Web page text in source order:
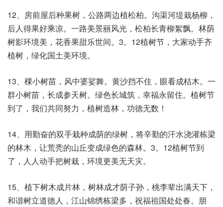
12、房前屋后种果树，公路两边植松柏。沟渠河堤栽杨柳，
后人得果好乘凉。一路美景丽风光，松柏长青柳絮飘。林荫
树影环境美，花香果甜乐世间。3。12植树节，大家动手齐
植树，绿化国土美环境。
13、棵小树苗，风中婆娑舞。黄沙挡不住，眼看成枯木。一
群小树苗，长成参天树。绿色长城筑，幸福永留住。植树节
到了，我们共同努力，植树造林，功德无数！
14、用勤奋的双手栽种成荫的绿树，将辛勤的汗水浇灌栋梁
的林木，让荒秃的山丘变成绿色的森林。3。12植树节到
了，人人动手把树栽，环境更美无天灾。
15、植下树木成片林，树林成才荫子孙，桃李辈出满天下，
和谐树立道德人，江山锦绣栋梁多，祝福祖国处处春。朋